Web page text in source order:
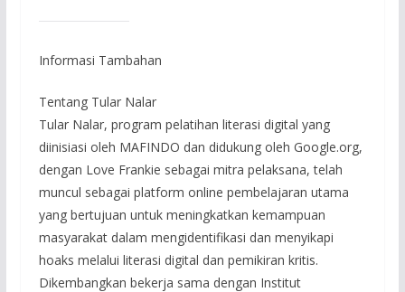
Informasi Tambahan
Tentang Tular Nalar
Tular Nalar, program pelatihan literasi digital yang
diinisiasi oleh MAFINDO dan didukung oleh Google.org,
dengan Love Frankie sebagai mitra pelaksana, telah
muncul sebagai platform online pembelajaran utama
yang bertujuan untuk meningkatkan kemampuan
masyarakat dalam mengidentifikasi dan menyikapi
hoaks melalui literasi digital dan pemikiran kritis.
Dikembangkan bekerja sama dengan Institut